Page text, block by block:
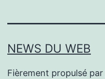
NEWS DU WEB
Fièrement propulsé par